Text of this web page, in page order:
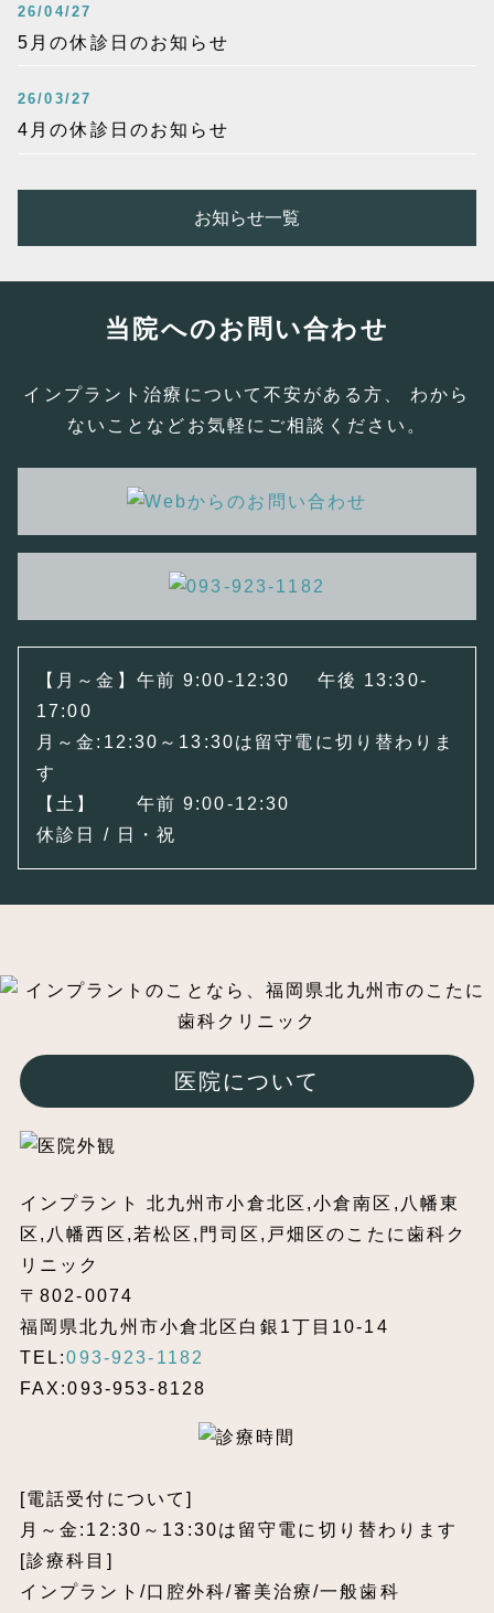
26/04/27
5月の休診日のお知らせ
26/03/27
4月の休診日のお知らせ
お知らせ一覧
当院へのお問い合わせ
インプラント治療について不安がある方、 わから
ないことなどお気軽にご相談ください。
【月～金】午前 9:00-12:30 午後 13:30-
17:00
月～金:12:30～13:30は留守電に切り替わりま
す
【土】 午前 9:00-12:30
休診日 / 日・祝
医院について
インプラント 北九州市小倉北区,小倉南区,八幡東
区,八幡西区,若松区,門司区,戸畑区のこたに歯科ク
リニック
〒802-0074
福岡県北九州市小倉北区白銀1丁目10-14
TEL:093-923-1182
FAX:093-953-8128
[電話受付について]
月～金:12:30～13:30は留守電に切り替わります
[診療科目]
インプラント/口腔外科/審美治療/一般歯科